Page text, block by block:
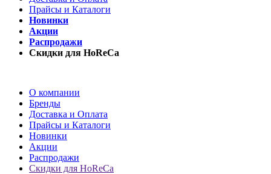
Прайсы и Каталоги
Новинки
Акции
Распродажи
Скидки для HoReCa
О компании
Бренды
Доставка и Оплата
Прайсы и Каталоги
Новинки
Акции
Распродажи
Скидки для HoReCa